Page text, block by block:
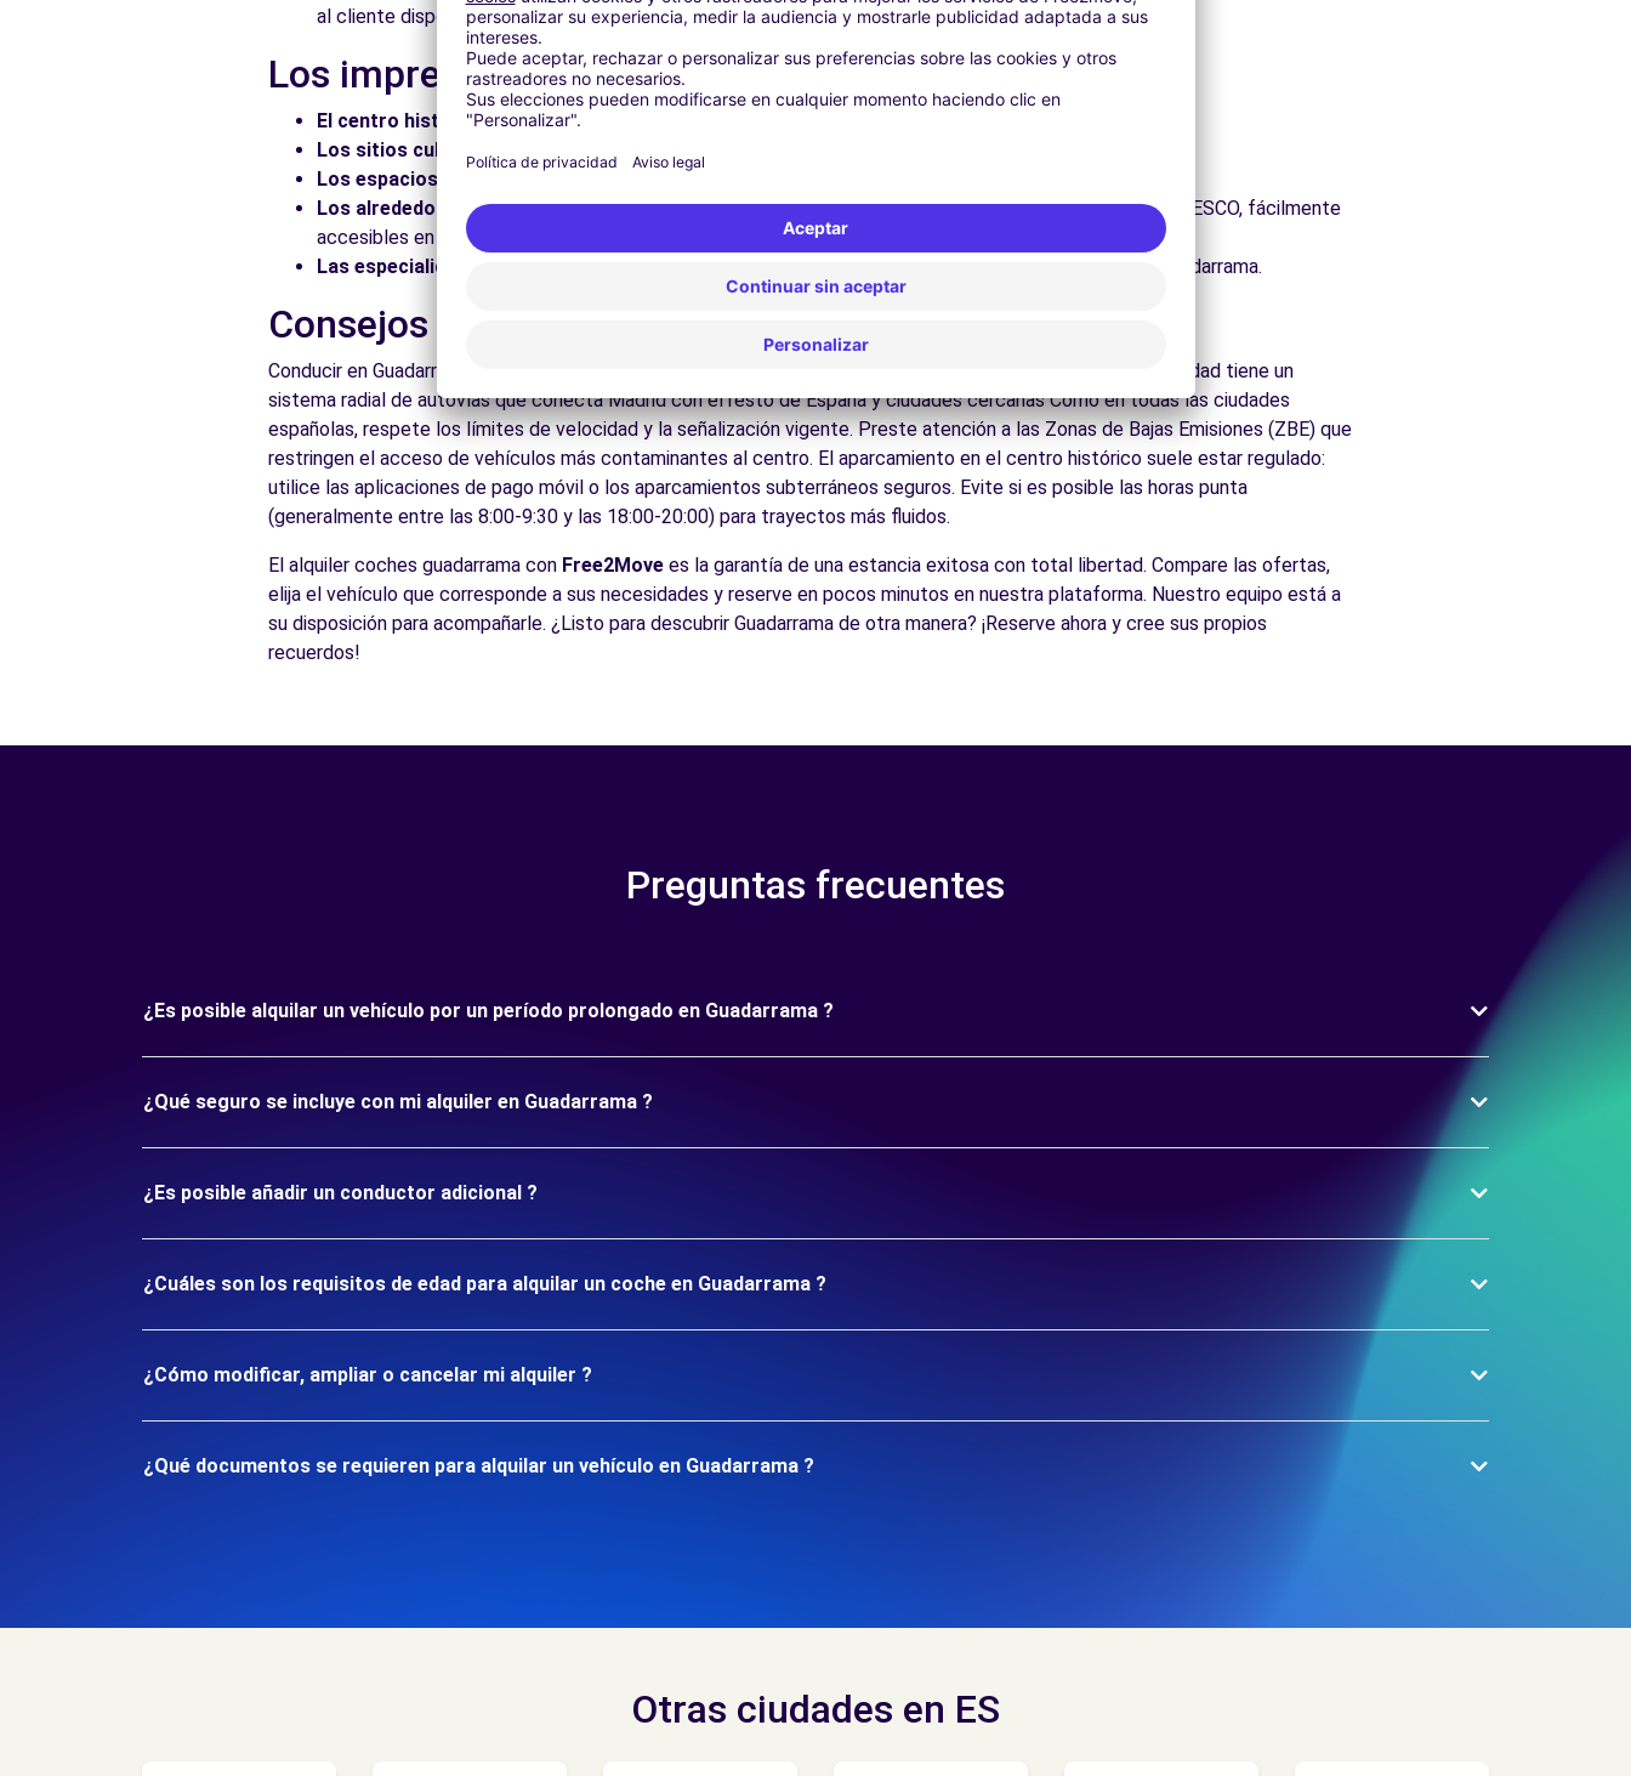
al cliente disponible para responder a todas sus preguntas.
Los imprescindibles de Guadarrama y alrededores
El centro histórico:Pasee por las calles del casco antiguo y descubra su patrimonio arquitectónico.
Los sitios culturales:
Los espacios naturales:
Disfrute de los parques y jardines para un descanso en plena naturaleza.
Los alrededores:Explore los castillos de Castilla, la Sierra de Guadarrama, las ciudades Patrimonio UNESCO, fácilmente
accesibles en coche.
Las especialidades locales:
Descubra la gastronomía regional en los restaurantes y mercados de Guadarrama.
Consejos prácticos para conducir en Guadarrama
Conducir en Guadarrama es accesible para todos los conductores con algunos consejos prácticos. la comunidad tiene un
sistema radial de autovías que conecta Madrid con el resto de España y ciudades cercanas Como en todas las ciudades
españolas, respete los límites de velocidad y la señalización vigente. Preste atención a las Zonas de Bajas Emisiones (ZBE) que
restringen el acceso de vehículos más contaminantes al centro. El aparcamiento en el centro histórico suele estar regulado:
utilice las aplicaciones de pago móvil o los aparcamientos subterráneos seguros. Evite si es posible las horas punta
(generalmente entre las 8:00-9:30 y las 18:00-20:00) para trayectos más fluidos.
El alquiler coches guadarrama con Free2Move es la garantía de una estancia exitosa con total libertad. Compare las ofertas,
elija el vehículo que corresponde a sus necesidades y reserve en pocos minutos en nuestra plataforma. Nuestro equipo está a
su disposición para acompañarle. ¿Listo para descubrir Guadarrama de otra manera? ¡Reserve ahora y cree sus propios
recuerdos!
Preguntas frecuentes
¿Es posible alquilar un vehículo por un período prolongado en Guadarrama ?
¿Qué seguro se incluye con mi alquiler en Guadarrama ?
¿Es posible añadir un conductor adicional ?
¿Cuáles son los requisitos de edad para alquilar un coche en Guadarrama ?
¿Cómo modificar, ampliar o cancelar mi alquiler ?
¿Qué documentos se requieren para alquilar un vehículo en Guadarrama ?
Otras ciudades en ES